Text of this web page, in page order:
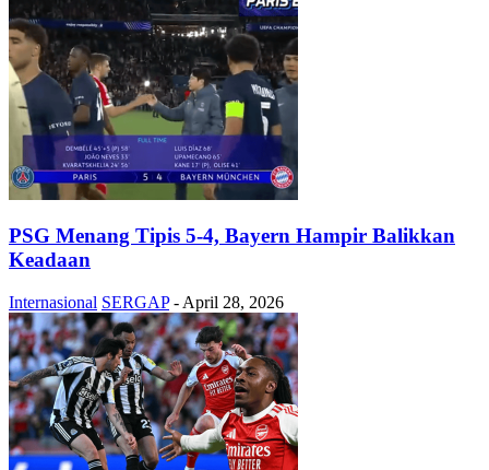
PSG Menang Tipis 5-4, Bayern Hampir Balikkan
Keadaan
Internasional SERGAP - April 28, 2026